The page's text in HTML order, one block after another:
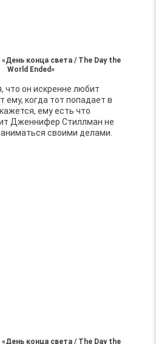
конца света / The Day the
World Ended»
что он искренне любит
ему, когда тот попадает в
ему есть что
Дженнифер Стиллман не
своими делами.
конца света / The Day the